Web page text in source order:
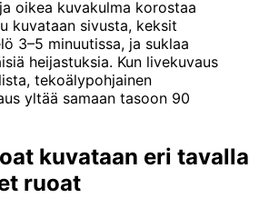
oikea kuvakulma korostaa
kuvataan sivusta, keksit
3–5 minuutissa, ja suklaa
heijastuksia. Kun livekuvaus
tekoälypohjainen
yltää samaan tasoon 90
kuvataan eri tavalla
ruoat